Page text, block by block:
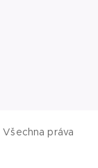
Všechna práva